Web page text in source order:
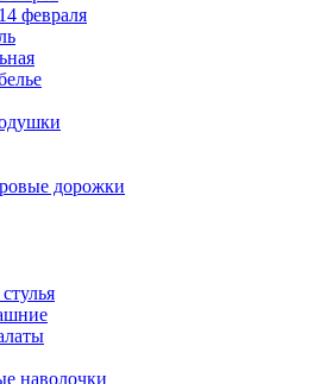
февраля
дорожки
наволочки